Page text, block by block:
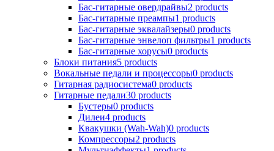
Бас-гитарные овердрайвы2 products
Бас-гитарные преампы1 products
Бас-гитарные эквалайзеры0 products
Бас-гитарные энвелоп фильтры1 products
Бас-гитарные хорусы0 products
Блоки питания5 products
Вокальные педали и процессоры0 products
Гитарная радиосистема0 products
Гитарные педали30 products
Бустеры0 products
Дилеи4 products
Квакушки (Wah-Wah)0 products
Компрессоры2 products